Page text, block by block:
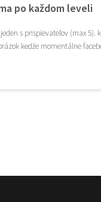
po každom leveli
s prispievateľov (max
kedže momentálne